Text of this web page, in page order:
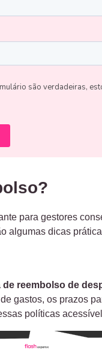
para gestores
algumas dicas
de reembolso de
gastos, os prazos
políticas